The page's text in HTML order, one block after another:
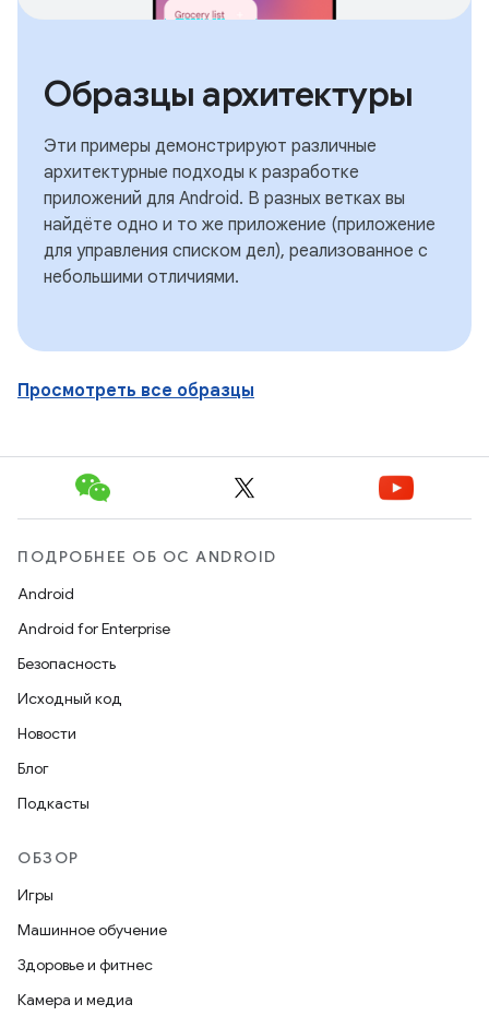
Образцы архитектуры
Эти примеры демонстрируют различные
архитектурные подходы к разработке
приложений для Android. В разных ветках вы
найдёте одно и то же приложение (приложение
для управления списком дел), реализованное с
небольшими отличиями.
Просмотреть все образцы
ПОДРОБНЕЕ ОБ ОС ANDROID
Android
Android for Enterprise
Безопасность
Исходный код
Новости
Блог
Подкасты
ОБЗОР
Игры
Машинное обучение
Здоровье и фитнес
Камера и медиа